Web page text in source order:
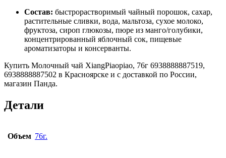
Состав: быстрорастворимый чайный порошок, сахар,
растительные сливки, вода, мальтоза, сухое молоко,
фруктоза, сироп глюкозы, пюре из манго/голубики,
концентрированный яблочный сок, пищевые
ароматизаторы и консерванты.
Купить Молочный чай XiangPiaopiao, 76г 6938888887519,
6938888887502 в Красноярске и с доставкой по России,
магазин Панда.
Детали
Объем 76г.